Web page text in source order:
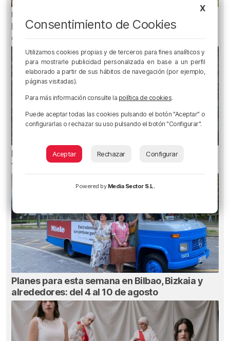
Un total de 124 centros de Infantil y Primaria de
Euskadi realizarán mejoras con una inversión
de 19,3 millones
Heridas dos personas en un accidente entre
tres vehículos en la A8 en Muskiz
Planes para esta semana en Bilbao, Bizkaia y
alrededores: del 4 al 10 de agosto
X
Consentimiento de Cookies
Utilizamos cookies propias y de terceros para fines analíticos y
para mostrarle publicidad personalizada en base a un perfil
elaborado a partir de sus hábitos de navegación (por ejemplo,
páginas visitadas).
Para más información consulte la política de cookies.
Puede aceptar todas las cookies pulsando el botón "Aceptar" o
configurarlas o rechazar su uso pulsando el botón "Configurar".
Aceptar Rechazar Configurar
Powered by Media Sector S.L.